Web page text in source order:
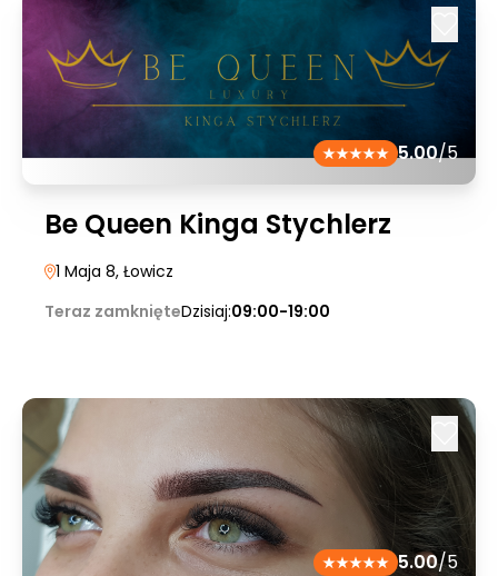
5.00/5
Be Queen Kinga Stychlerz
1 Maja 8, Łowicz
Teraz zamknięteDzisiaj:09:00-19:00
5.00/5